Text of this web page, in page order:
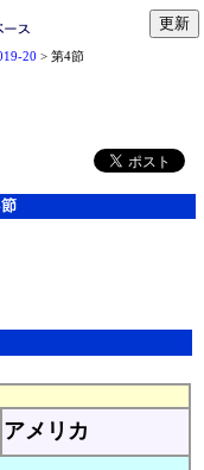
20 > 第4節
アメリカ